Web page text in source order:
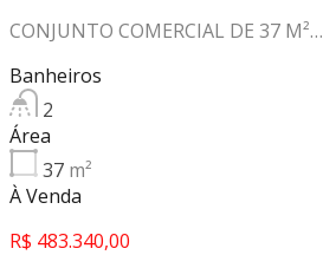
CONJUNTO COMERCIAL DE 37 M²…
Banheiros
2
Área
37 m²
À Venda
R$ 483.340,00